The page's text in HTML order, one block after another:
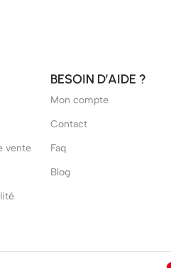
vente
BESOIN D’AIDE ?
Mon compte
Contact
Faq
Blog